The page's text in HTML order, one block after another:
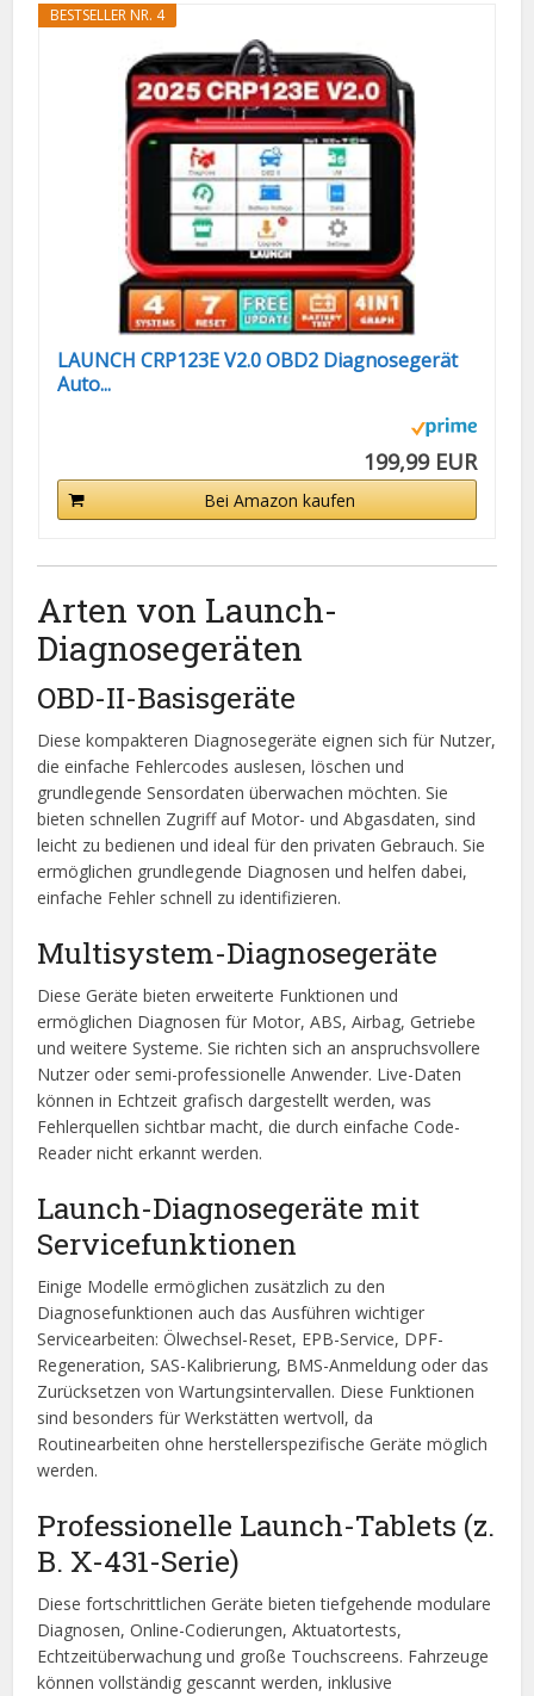
BESTSELLER NR. 4
LAUNCH CRP123E V2.0 OBD2 Diagnosegerät
Auto...
199,99 EUR
Bei Amazon kaufen
Arten von Launch-
Diagnosegeräten
OBD-II-Basisgeräte
Diese kompakteren Diagnosegeräte eignen sich für Nutzer,
die einfache Fehlercodes auslesen, löschen und
grundlegende Sensordaten überwachen möchten. Sie
bieten schnellen Zugriff auf Motor- und Abgasdaten, sind
leicht zu bedienen und ideal für den privaten Gebrauch. Sie
ermöglichen grundlegende Diagnosen und helfen dabei,
einfache Fehler schnell zu identifizieren.
Multisystem-Diagnosegeräte
Diese Geräte bieten erweiterte Funktionen und
ermöglichen Diagnosen für Motor, ABS, Airbag, Getriebe
und weitere Systeme. Sie richten sich an anspruchsvollere
Nutzer oder semi-professionelle Anwender. Live-Daten
können in Echtzeit grafisch dargestellt werden, was
Fehlerquellen sichtbar macht, die durch einfache Code-
Reader nicht erkannt werden.
Launch-Diagnosegeräte mit
Servicefunktionen
Einige Modelle ermöglichen zusätzlich zu den
Diagnosefunktionen auch das Ausführen wichtiger
Servicearbeiten: Ölwechsel-Reset, EPB-Service, DPF-
Regeneration, SAS-Kalibrierung, BMS-Anmeldung oder das
Zurücksetzen von Wartungsintervallen. Diese Funktionen
sind besonders für Werkstätten wertvoll, da
Routinearbeiten ohne herstellerspezifische Geräte möglich
werden.
Professionelle Launch-Tablets (z.
B. X-431-Serie)
Diese fortschrittlichen Geräte bieten tiefgehende modulare
Diagnosen, Online-Codierungen, Aktuatortests,
Echtzeitüberwachung und große Touchscreens. Fahrzeuge
können vollständig gescannt werden, inklusive